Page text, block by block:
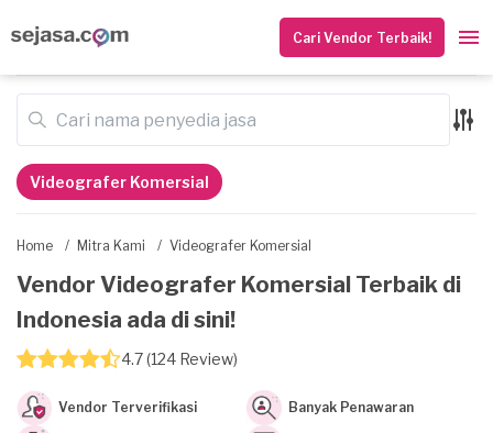
Cari Vendor Terbaik!
Home / Mitra Kami / Videografer Komersial
Vendor Videografer Komersial Terbaik di
Indonesia ada di sini!
4.7 (124 Review)
Vendor Terverifikasi Banyak Penawaran
Videografer Komersial